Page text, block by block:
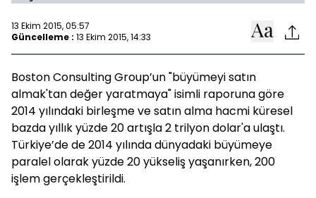
13 Ekim 2015, 05:57
Güncelleme : 13 Ekim 2015, 14:33
Boston Consulting Group’un "büyümeyi satın
almak'tan değer yaratmaya" isimli raporuna göre
2014 yılındaki birleşme ve satın alma hacmi küresel
bazda yıllık yüzde 20 artışla 2 trilyon dolar'a ulaştı.
Türkiye’de de 2014 yılında dünyadaki büyümeye
paralel olarak yüzde 20 yükseliş yaşanırken, 200
işlem gerçekleştirildi.